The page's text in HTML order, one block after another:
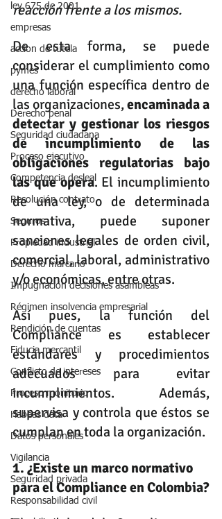
ley 675 de 2001
empresas
accion de tutela
pymes
derecho laboral
Derecho penal
Seguridad ciudadana
Proceso ejecutivo
Competencia desleal
Resolución contrato
Seguros
Propiedad industrial
Derecho marcario
Impugnación decisiones asambleas
Régimen insolvencia empresarial
Rendición de cuentas
Fiducia mercantil
Conflicto de intereses
Proceso monitorio
Habeas data
Datos personales
Vigilancia
Seguridad privada
Responsabilidad civil
reacción frente a los mismos.
De esta forma, se puede
considerar el cumplimiento como
una función específica dentro de
las organizaciones, encaminada a
detectar y gestionar los riesgos
de incumplimiento de las
obligaciones regulatorias bajo
las que opera. El incumplimiento
de una ley, o de determinada
normativa, puede suponer
sanciones legales de orden civil,
comercial, laboral, administrativo
y/o económicas, entre otras.
Así pues, la función del
Compliance es establecer
estándares y procedimientos
adecuados para evitar
incumplimientos. Además,
supervisa y controla que éstos se
cumplan en toda la organización.
1. ¿Existe un marco normativo
para el Compliance en Colombia?